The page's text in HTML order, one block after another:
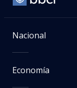
Nacional
Economía